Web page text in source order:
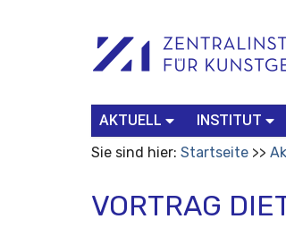
Werkzeuge
Search…
AKTUELL INSTITUT
Sie sind hier: Startseite
VORTRAG